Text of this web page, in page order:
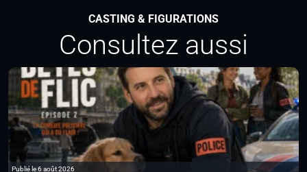
CASTING & FIGURATIONS
Consultez aussi
Publié le 6 août 2026